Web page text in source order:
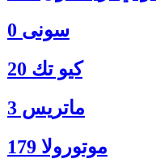
سونی 0
كيو تك 20
ماتريس 3
موتورولا 179